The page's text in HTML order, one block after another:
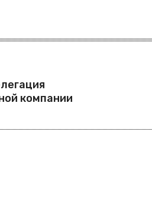
компании